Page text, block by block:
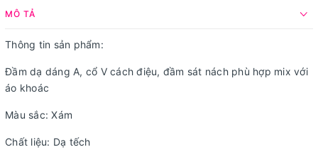
MÔ TẢ
Thông tin sản phẩm:
Đầm dạ dáng A, cổ V cách điệu, đầm sát nách phù hợp mix với
áo khoác
Màu sắc: Xám
Chất liệu: Dạ tếch